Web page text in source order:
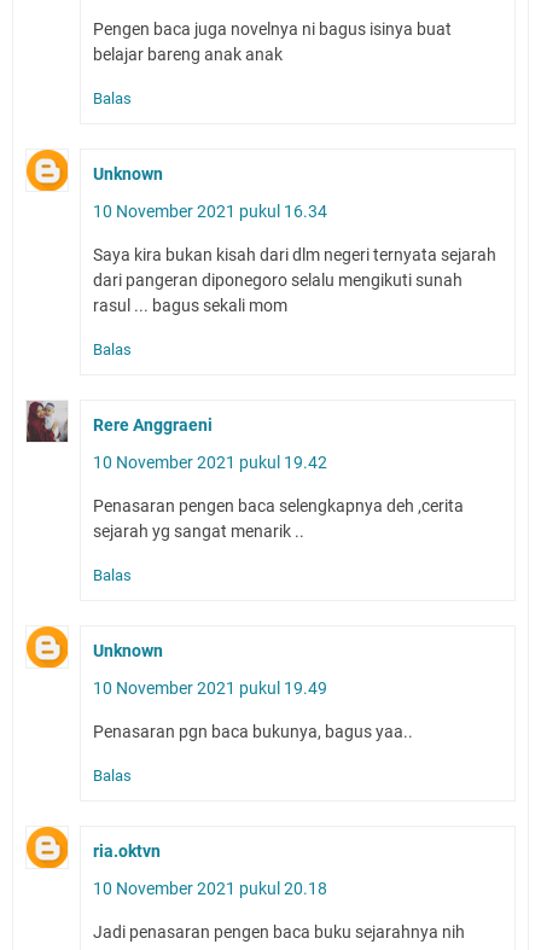
Pengen baca juga novelnya ni bagus isinya buat
belajar bareng anak anak
Balas
Unknown
10 November 2021 pukul 16.34
Saya kira bukan kisah dari dlm negeri ternyata sejarah
dari pangeran diponegoro selalu mengikuti sunah
rasul ... bagus sekali mom
Balas
Rere Anggraeni
10 November 2021 pukul 19.42
Penasaran pengen baca selengkapnya deh ,cerita
sejarah yg sangat menarik ..
Balas
Unknown
10 November 2021 pukul 19.49
Penasaran pgn baca bukunya, bagus yaa..
Balas
ria.oktvn
10 November 2021 pukul 20.18
Jadi penasaran pengen baca buku sejarahnya nih